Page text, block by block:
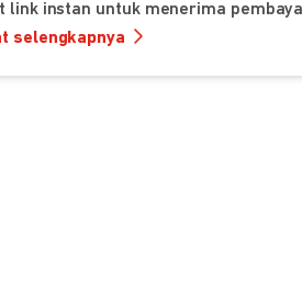
link instan untuk menerima
selengkapnya